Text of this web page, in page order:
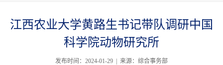
江西农业大学黄路生书记带队调研中国
科学院动物研究所
发布时间：2024-01-29 | 来源：综合事务部